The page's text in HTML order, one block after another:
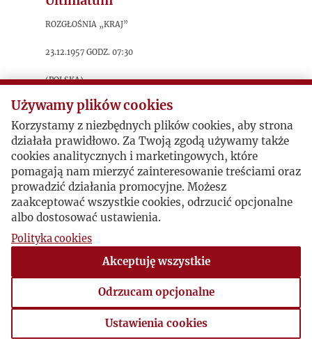
Rozgłośnia „Kraj”
23.12.1957 godz. 07:30
(Polska)
sygnatura: 1957_3_159
Zapis radiowego felietonu uzasadniającego
odmowę przyznawania debitu komunikacyjnego
prasie emigracyjnej na terenie PRL.
Postacie powiązane
Autor publikacji:Marian Kozłowski
Używamy plików cookies
Korzystamy z niezbędnych plików cookies, aby strona
działała prawidłowo. Za Twoją zgodą używamy także
cookies analitycznych i marketingowych, które
pomagają nam mierzyć zainteresowanie treściami oraz
prowadzić działania promocyjne. Możesz
zaakceptować wszystkie cookies, odrzucić opcjonalne
albo dostosować ustawienia.
Polityka cookies
Akceptuję wszystkie
Odrzucam opcjonalne
Ustawienia cookies
Ustawienia cookies